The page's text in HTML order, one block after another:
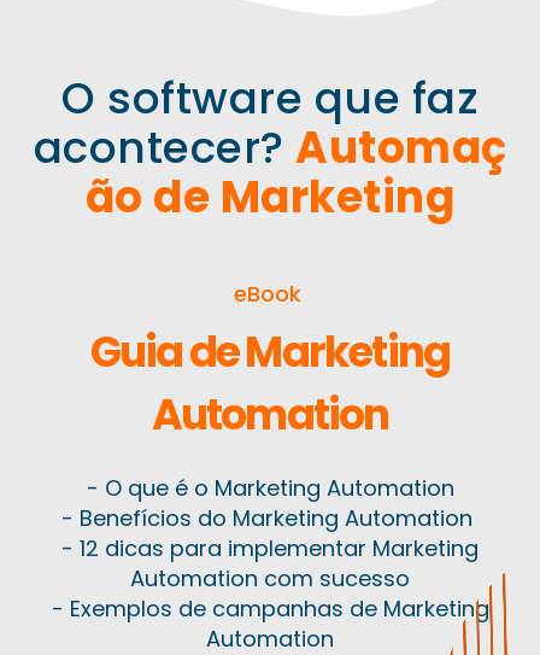
O software que faz
acontecer? Automaç
ão de Marketing
eBook
Guia de Marketing
Automation
- O que é o Marketing Automation
- Benefícios do Marketing Automation
- 12 dicas para implementar Marketing
Automation com sucesso
- Exemplos de campanhas de Marketing
Automation